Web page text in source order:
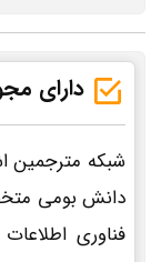
دارای
شبکه مترجمین
دانش بومی
فناوری